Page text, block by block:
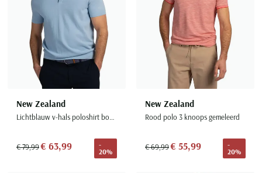
Slater
State of Art
Superdry
Tenson
Thomas Maine
Tommy Hilfiger
UBR
New Zealand
Lichtblauw v-hals poloshirt boord donker randje
€ 79,99€ 63,99
-
20%
New Zealand
Rood polo 3 knoops gemeleerd
€ 69,99€ 55,99
-
20%